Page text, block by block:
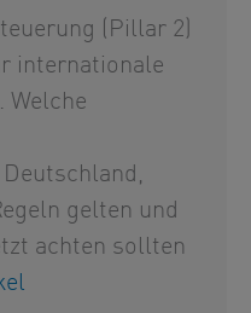
(Pillar 2)
internationale
Welche
gelten und
achten sollten